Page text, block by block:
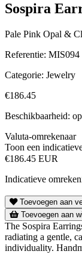
Sospira
Pale Pink Opal &
Referentie: MIS094
Categorie: Jewelry
€186.45
Beschikbaarheid:
Valuta-omrekenaar
Toon een
€186.45 EUR
Indicatieve
Toevoegen aan
Toevoegen aan
The Sospira
radiating a gentle,
individuality.